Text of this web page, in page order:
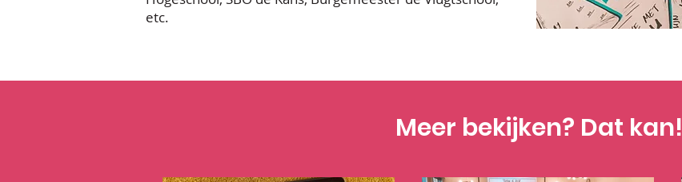
etc.
Meer bekijken? Dat kan!